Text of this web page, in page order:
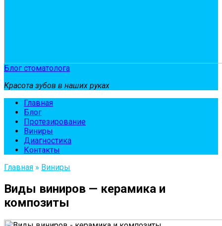
Блог стоматолога
Красота зубов в наших руках
Главная
Блог
Протезирование
Виниры
Диагностика
Контакты
Главная » Виниры
Виды виниров — керамика и
композиты